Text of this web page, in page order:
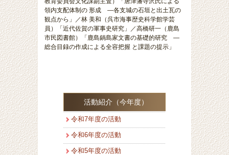
領内支配体制の 形成 ―各支城の石垣と出土瓦の
観点から」／林 美和（呉市海事歴史科学館学芸
員）「近代佐賀の軍事史研究」／高橋研一（鹿島
市民図書館）「鹿島鍋島家文書の基礎的研究 ―
総合目録の作成による全容把握 と課題の提示」
活動紹介（今年度）
令和7年度の活動
令和6年度の活動
令和5年度の活動